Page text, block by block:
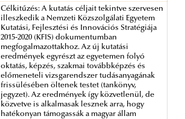
Célkitűzés: A kutatás céljait tekintve szervesen
illeszkedik a Nemzeti Közszolgálati Egyetem
Kutatási, Fejlesztési és Innovációs Stratégiája
2015-2020 (KFIS) dokumentumban
megfogalmazottakhoz. Az új kutatási
eredmények egyrészt az egyetemen folyó
oktatás, képzés, szakmai továbbképzés és
előmeneteli vizsgarendszer tudásanyagának
frissülésében öltenek testet (tankönyv,
jegyzet). Az eredmények így közvetlenül, de
közvetve is alkalmasak lesznek arra, hogy
hatékonyan támogassák a magyar állam